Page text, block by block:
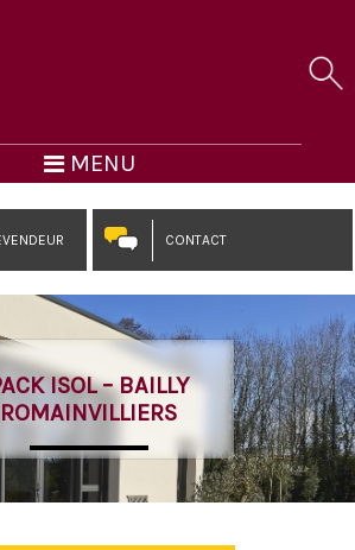
MENU
CONTACT
ISOL – BAILLY
ROMAINVILLIERS